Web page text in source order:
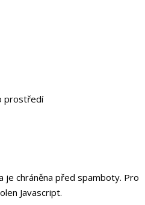
prostředí
je chráněna před spamboty. Pro
Javascript.